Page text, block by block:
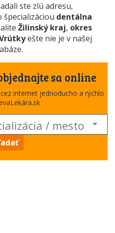
ste zlú adresu,
špecializáciou dentálna
Žilinský kraj, okres
ešte nie je v našej
sa online
internet jednoducho a rýchlo